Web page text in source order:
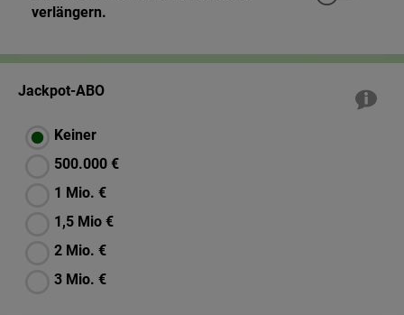
verlängern.
Jackpot-ABO
Keiner
500.000 €
1 Mio. €
1,5 Mio €
2 Mio. €
3 Mio. €